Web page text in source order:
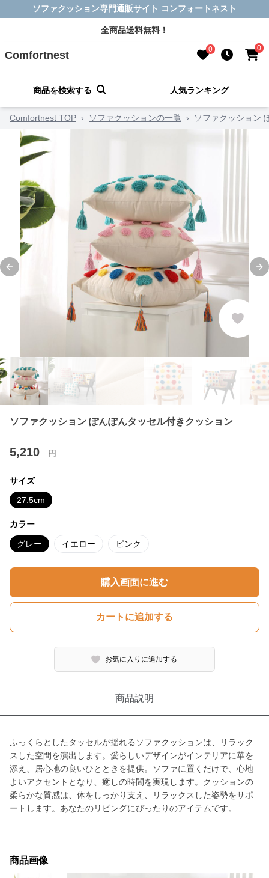
ソファクッション専門通販サイト コンフォートネスト
全商品送料無料！
Comfortnest 0 0
商品を検索する 人気ランキング
Comfortnest TOP › ソファクッションの一覧 › ソファクッション
Previous slide
ソファクッション ぽんぽんタッセル付きクッション
5,210 円
サイズ
27.5cm
カラー
グレー イエロー ピンク
購入画面に進む
カートに追加する
お気に入りに追加する
商品説明
ふっくらとしたタッセルが揺れるソファクッションは、リラック
スした空間を演出します。愛らしいデザインがインテリアに華を
添え、居心地の良いひとときを提供。ソファに置くだけで、心地
よいアクセントとなり、癒しの時間を実現します。クッションの
柔らかな質感は、体をしっかり支え、リラックスした姿勢をサポ
ートします。あなたのリビングにぴったりのアイテムです。
商品画像